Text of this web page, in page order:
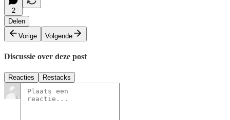
2
Delen
Vorige
Volgende
Discussie over deze post
Reacties Restacks